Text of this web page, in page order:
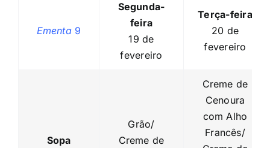
Ementa9
Segunda-
feira
19 de
fevereiro
Terça-feira
20 de
fevereiro
Sopa
Grão/
Creme de
Creme de
Cenoura
com Alho
Francês/